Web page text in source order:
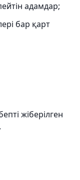
адамдар;
бар қарт
жіберілген